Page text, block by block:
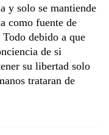
y solo se mantiende
como fuente de
debido a que
de si
su libertad solo
trataran de